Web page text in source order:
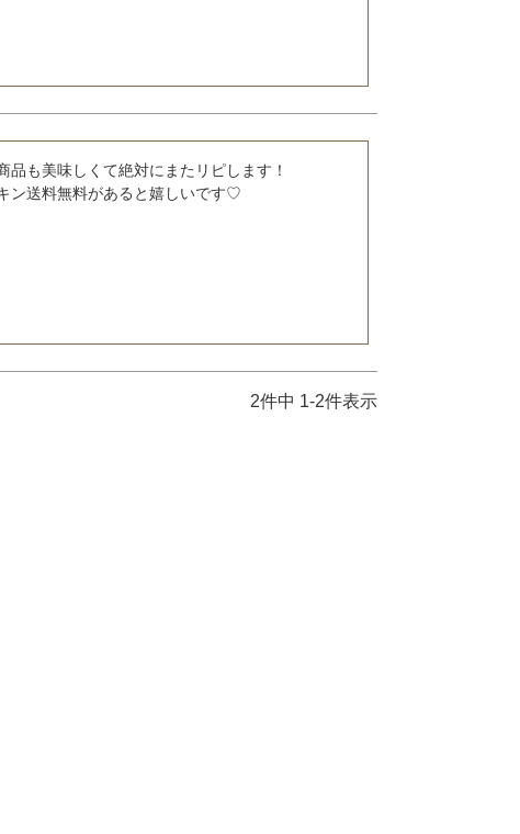
も美味しくて絶対にまたリピします！
ン送料無料があると嬉しいです♡
2件中 1-2件表示